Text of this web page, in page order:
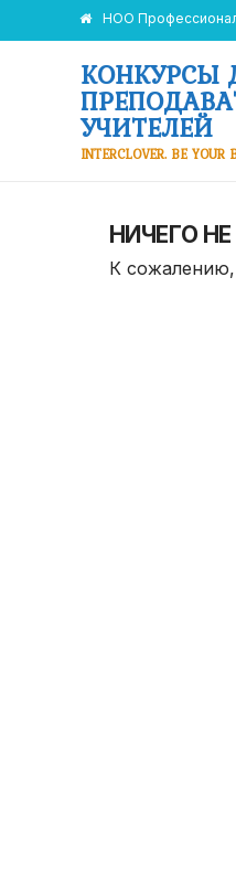
НОО
КОНКУРСЫ
УЧИТЕЛЕЙ
INTERCLOVER. BE YOUR
НИЧЕГО
К сожалению,